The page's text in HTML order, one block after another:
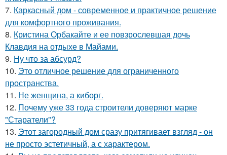
7. Каркасный дом - современное и практичное решение
для комфортного проживания.
8. Кристина Орбакайте и ее повзрослевшая дочь
Клавдия на отдыхе в Майами.
9. Ну что за абсурд?
10. Это отличное решение для ограниченного
пространства.
11. Не женщина, а киборг.
12. Почему уже 33 года строители доверяют марке
"Старатели"?
13. Этот загородный дом сразу притягивает взгляд - он
не просто эстетичный, а с характером.